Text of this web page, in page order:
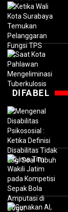
DIFABEL